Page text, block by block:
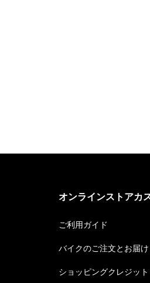
オンラインストアカ
ご利用ガイド
バイクのご注文とお届け
ショッピングクレジット